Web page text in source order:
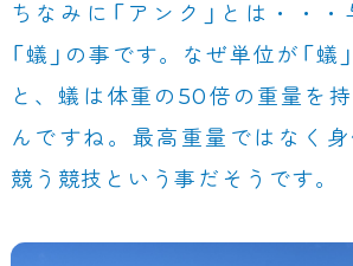
ちなみに「アンク」とは・・
「蟻」の事です。なぜ単位が「蟻
と、蟻は体重の50倍の重量を
んですね。最高重量ではなく
競う競技という事だそうです。